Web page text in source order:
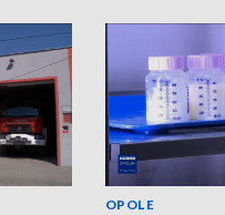
OPOLE